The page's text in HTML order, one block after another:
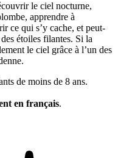
le ciel nocturne,
apprendre à
ce qui s’y cache, et peut-
étoiles filantes. Si la
le ciel grâce à l’un des
de moins de 8 ans.
en français.